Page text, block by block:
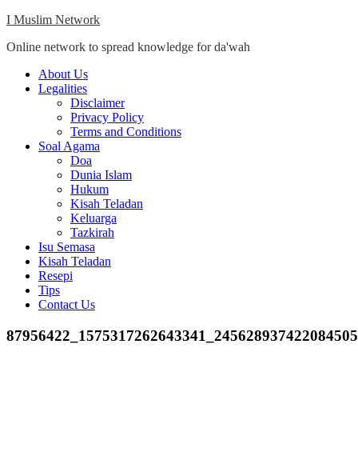
Skip
content
I Muslim Network
Online network to spread knowledge for da'wah
Close
Menu
About Us
Legalities
Disclaimer
Privacy Policy
Terms and Conditions
Soal Agama
Doa
Dunia Islam
Hukum
Kisah Teladan
Keluarga
Tazkirah
Isu Semasa
Kisah Teladan
Resepi
Tips
Contact Us